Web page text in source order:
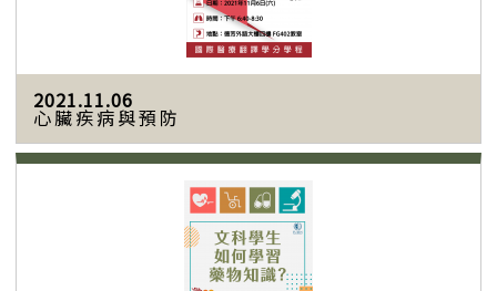
2021.11.06
心臟疾病與預防